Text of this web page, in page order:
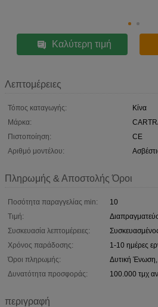
Καλύτερη τιμή
Λεπτομέρειες
Τόπος καταγωγής:
Κίνα
Μάρκα:
Πιστοποίηση:
CE
Αριθμό μοντέλου:
Πληρωμής & Αποστολής Όροι
Ποσότητα παραγγελίας min:
10
Τιμή:
Συσκευασία λεπτομέρειες:
Χρόνος παράδοσης:
1-10 ημέρες
Όροι πληρωμής:
Δυτική Ένωση,
Δυνατότητα προσφοράς:
100.000 τμχ
περιγραφή